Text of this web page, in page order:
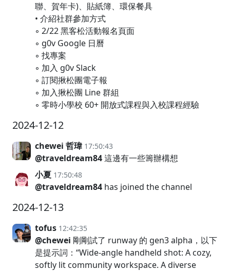
聯、賀年卡)、貼紙簿、環保餐具
• 介紹社群參加方式
◦ 2/22 黑客松活動報名頁面
◦ g0v Google 日曆
◦ 找專案
◦ 加入 g0v Slack
◦ 訂閱揪松團電子報
◦ 加入揪松團 Line 群組
◦ 零時小學校 60+ 開放式課程與入校課程經驗
2024-12-12
chewei 哲瑋 17:50:43
@traveldream84這邊有一些籌辦構想
小夏 17:50:48
@traveldream84 has joined the channel
2024-12-13
tofus 12:42:35
@chewei 剛剛試了 runway 的 gen3 alpha，以下
是提示詞：“Wide-angle handheld shot: A cozy,
softly lit community workspace. A diverse